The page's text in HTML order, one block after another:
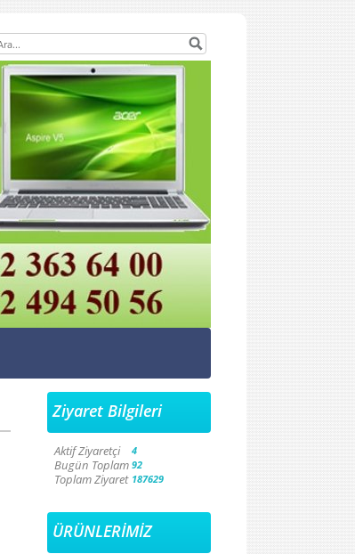
Ziyaret Bilgileri
Aktif Ziyaretçi 4
Bugün Toplam 92
Toplam Ziyaret 187629
ÜRÜNLERİMİZ